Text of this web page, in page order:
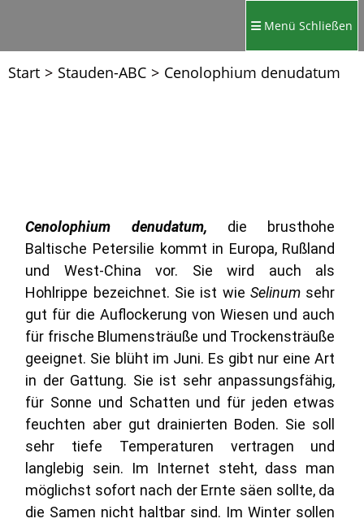
Menü Schließen
Start > Stauden-ABC > Cenolophium denudatum
Cenolophium denudatum, die brusthohe
Baltische Petersilie kommt in Europa, Rußland
und West-China vor. Sie wird auch als
Hohlrippe bezeichnet. Sie ist wieSelinum sehr
gut für die Auflockerung von Wiesen und auch
für frische Blumensträuße und Trockensträuße
geeignet. Sie blüht im Juni. Es gibt nur eine Art
in der Gattung. Sie ist sehr anpassungsfähig,
für Sonne und Schatten und für jeden etwas
feuchten aber gut drainierten Boden. Sie soll
sehr tiefe Temperaturen vertragen und
langlebig sein. Im Internet steht, dass man
möglichst sofort nach der Ernte säen sollte, da
die Samen nicht haltbar sind. Im Winter sollen